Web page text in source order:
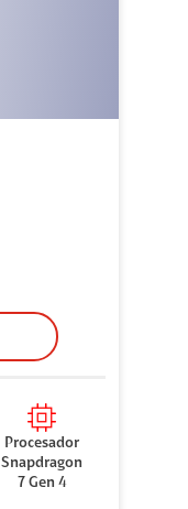
Procesador
Snapdragon
7 Gen 4